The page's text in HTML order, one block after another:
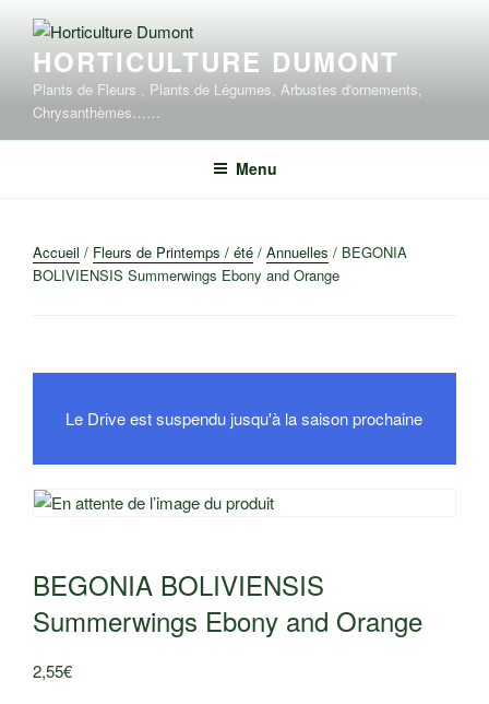
contenu
principal
HORTICULTURE DUMONT
Plants de Fleurs , Plants de Légumes, Arbustes d'ornements,
Chrysanthèmes……
Menu
Accueil / Fleurs de Printemps / été / Annuelles / BEGONIA
BOLIVIENSIS Summerwings Ebony and Orange
Le Drive est suspendu jusqu'à la saison prochaine
BEGONIA BOLIVIENSIS
Summerwings Ebony and Orange
2,55€